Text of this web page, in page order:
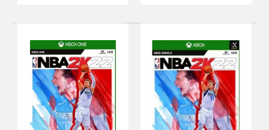
NBA 2K21 (Xbox One)..
190 грн.
NBA 2K21 для Xbox One — новая часть всемирно
известной серии баскетбольных симуляторов NBA